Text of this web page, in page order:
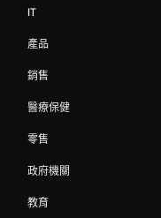
IT
產品
銷售
醫療保健
零售
政府機關
教育